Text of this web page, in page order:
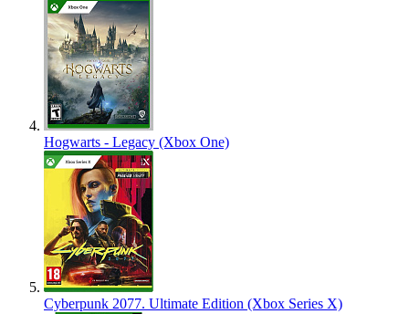
Hogwarts - Legacy (Xbox One)
Cyberpunk 2077. Ultimate Edition (Xbox Series X)